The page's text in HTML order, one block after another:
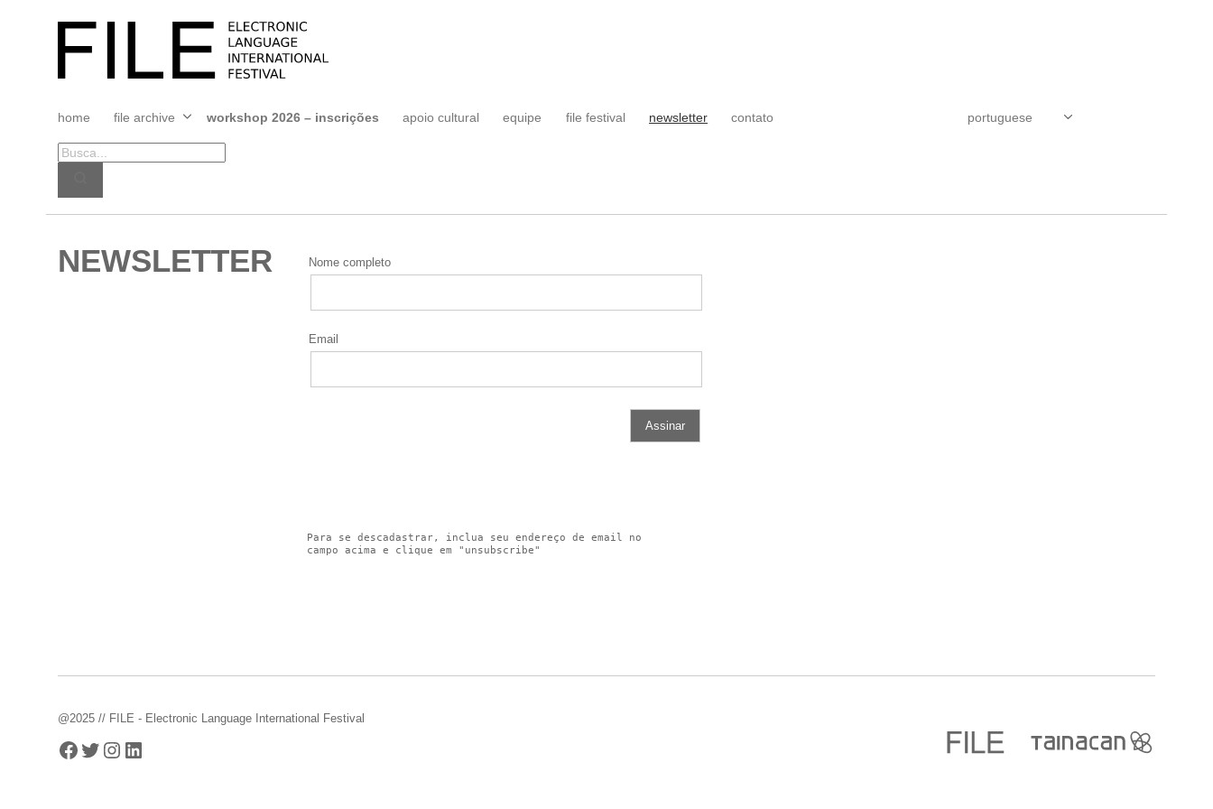
FILE
FESTIVAL
home file archive
Abrir
menu
workshop 2026 – inscrições apoio cultural equipe file festival newsletter contato
NEWSLETTER Nome completo
Email
Para se descadastrar, inclua seu endereço de email no
campo acima e clique em "unsubscribe"
@2025 // FILE - Electronic Language International Festival
Facebook
Twitter
Instagram
LinkedIn